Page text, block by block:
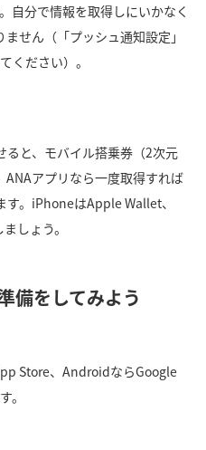
自分で情報を取得しにいかなく
せん（「プッシュ通知設定」
ください）。
ると、モバイル搭乗券（2次元
アプリなら一度取得すれば
。iPhoneはApple Wallet、
しょう。
備をしてみよう
Store、AndroidならGoogle
。